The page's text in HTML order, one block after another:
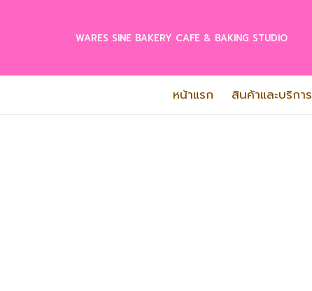
WARES SINE BAKERY CAFE & BAKING STUDIO
หน้าแรก สินค้าและบริการ